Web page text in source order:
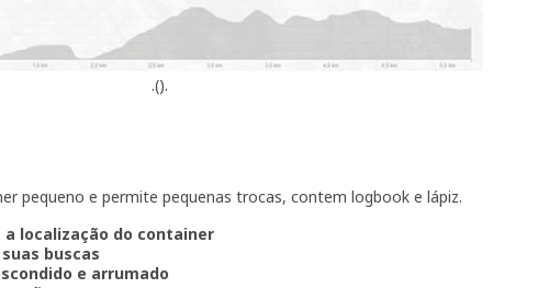
.().
pequeno e permite pequenas trocas, contem logbook e lápiz.
localização do container
buscas
e arrumado